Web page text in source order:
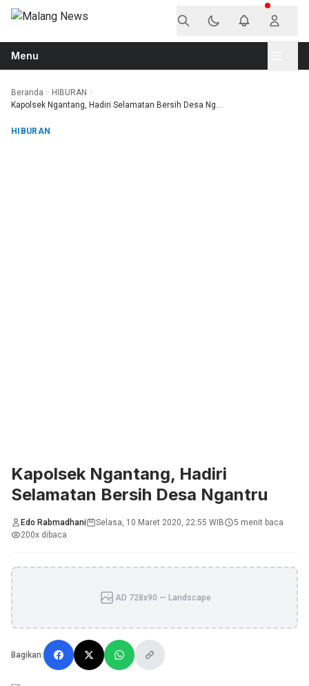
Langsung ke konten
Menu
Beranda
HIBURAN
Kapolsek Ngantang, Hadiri Selamatan Bersih Desa Ng...
HIBURAN
Kapolsek Ngantang, Hadiri
Selamatan Bersih Desa Ngantru
Edo Rabmadhani Selasa, 10 Maret 2020, 22:55 WIB
5 menit baca
200x dibaca
AD 728x90 — Landscape
Bagikan: